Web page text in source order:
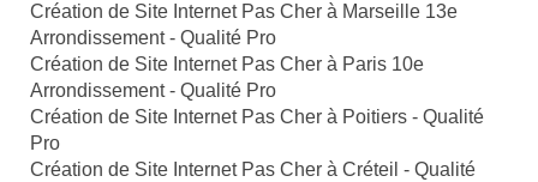
Création de Site Internet Pas Cher à Marseille 13e
Arrondissement - Qualité Pro
Création de Site Internet Pas Cher à Paris 10e
Arrondissement - Qualité Pro
Création de Site Internet Pas Cher à Poitiers - Qualité
Pro
Création de Site Internet Pas Cher à Créteil - Qualité